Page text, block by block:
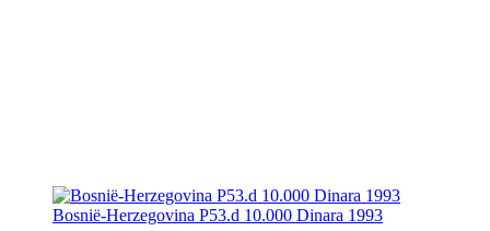
Bosnië-Herzegovina P53.d 10.000 Dinara 1993